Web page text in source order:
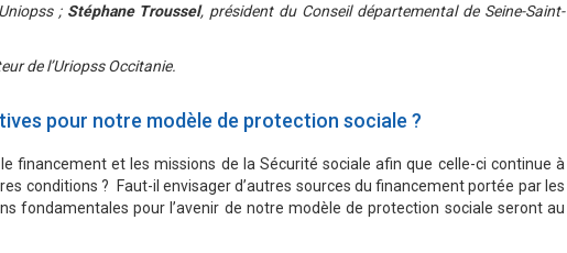
; Stéphane Troussel, président du Conseil départemental de Seine-Saint-
de l’Uriopss Occitanie.
pour notre modèle de protection sociale ?
financement et les missions de la Sécurité sociale afin que celle-ci continue à
conditions ? Faut-il envisager d’autres sources du financement portée par les
fondamentales pour l’avenir de notre modèle de protection sociale seront au